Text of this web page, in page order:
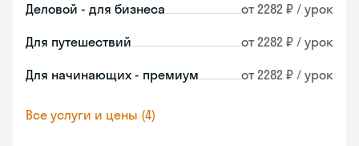
Деловой - для бизнеса от 2282 ₽ / урок
Для путешествий от 2282 ₽ / урок
Для начинающих - премиум от 2282 ₽ / урок
Все услуги и цены (4)